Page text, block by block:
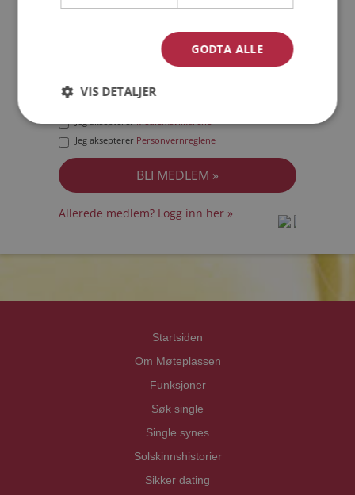
Jeg akseptererMedlemsvilkårene
Jeg aksepterer Personvernreglene
Allerede medlem? Logg inn her »
Startsiden
Om Møteplassen
Funksjoner
Søk single
Single synes
Solskinnshistorier
Sikker dating
GODTA ALLE
VIS DETALJER